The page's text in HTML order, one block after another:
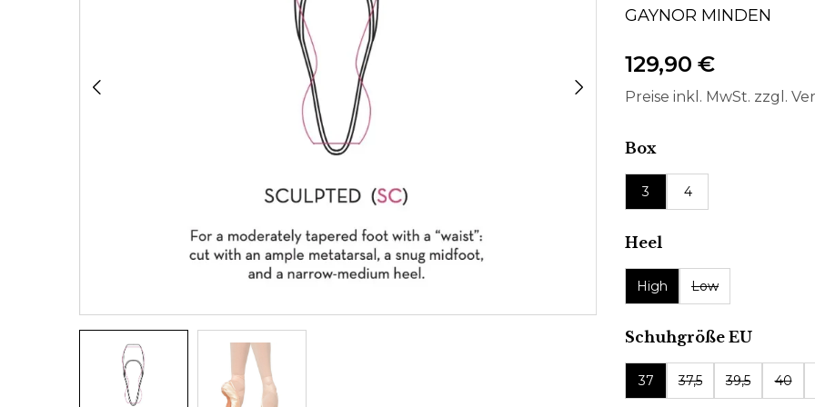
GAYNOR MINDEN
129,90 €
Preise inkl. MwSt. zzgl.
Boxauswählen
3 4
Heel
High Low
Schuhgröße EU
37 37,5 39,5 40